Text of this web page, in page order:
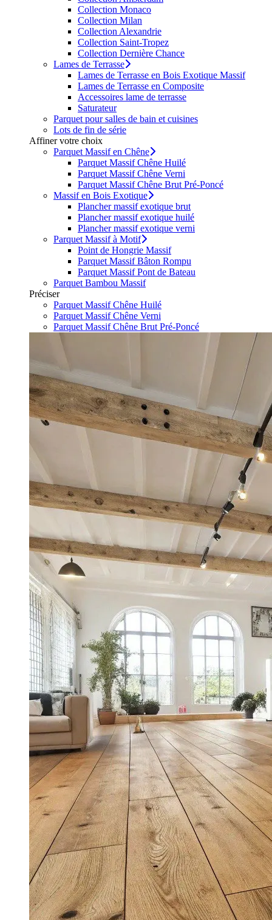
Collection Monaco
Collection Milan
Collection Alexandrie
Collection Saint-Tropez
Collection Dernière Chance
Lames de Terrasse
Lames de Terrasse en Bois Exotique Massif
Lames de Terrasse en Composite
Accessoires lame de terrasse
Saturateur
Parquet pour salles de bain et cuisines
Lots de fin de série
Affiner votre choix
Parquet Massif en Chêne
Parquet Massif Chêne Huilé
Parquet Massif Chêne Verni
Parquet Massif Chêne Brut Pré-Poncé
Massif en Bois Exotique
Plancher massif exotique brut
Plancher massif exotique huilé
Plancher massif exotique verni
Parquet Massif à Motif
Point de Hongrie Massif
Parquet Massif Bâton Rompu
Parquet Massif Pont de Bateau
Parquet Bambou Massif
Préciser
Parquet Massif Chêne Huilé
Parquet Massif Chêne Verni
Parquet Massif Chêne Brut Pré-Poncé